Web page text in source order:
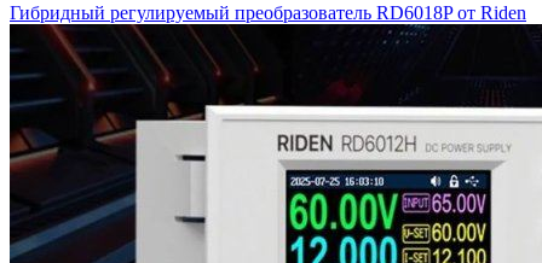
Гибридный регулируемый преобразователь RD6018P от Riden